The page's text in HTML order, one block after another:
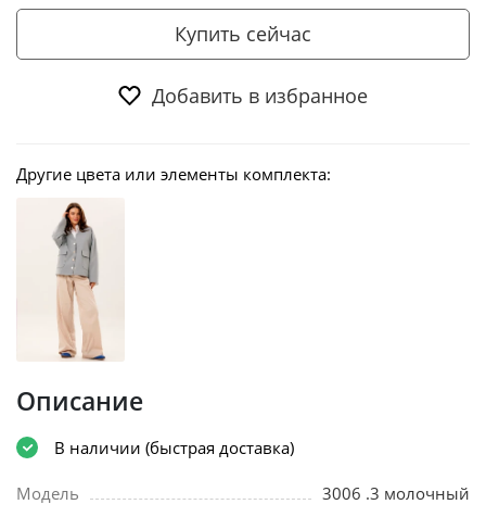
Купить сейчас
Добавить в избранное
Другие цвета или элементы комплекта:
Описание
В наличии (быстрая доставка)
Модель
3006 .3 молочный